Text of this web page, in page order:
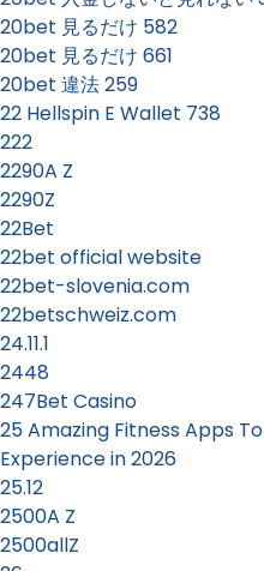
20bet 見るだけ 582
20bet 見るだけ 661
20bet 違法 259
22 Hellspin E Wallet 738
222
2290A Z
2290Z
22Bet
22bet official website
22bet-slovenia.com
22betschweiz.com
24.11.1
2448
247Bet Casino
25 Amazing Fitness Apps
Experience in 2026
25.12
2500A Z
2500allZ